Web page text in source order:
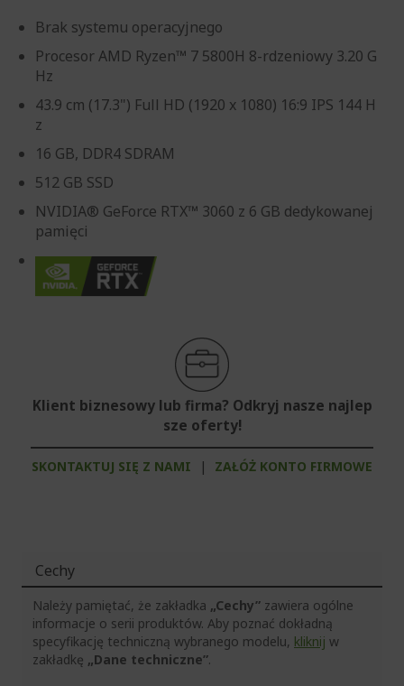
Brak systemu operacyjnego
Procesor AMD Ryzen™ 7 5800H 8-rdzeniowy 3.20 G
Hz
43.9 cm (17.3") Full HD (1920 x 1080) 16:9 IPS 144 H
z
16 GB, DDR4 SDRAM
512 GB SSD
NVIDIA® GeForce RTX™ 3060 z 6 GB dedykowanej
pamięci
Klient biznesowy lub firma? Odkryj nasze najlep
sze oferty!
SKONTAKTUJ SIĘ Z NAMI | ZAŁÓŻ KONTO FIRMOWE
Cechy
Należy pamiętać, że zakładka „Cechy” zawiera ogólne
informacje o serii produktów. Aby poznać dokładną
specyfikację techniczną wybranego modelu, kliknij w
zakładkę „Dane techniczne”.